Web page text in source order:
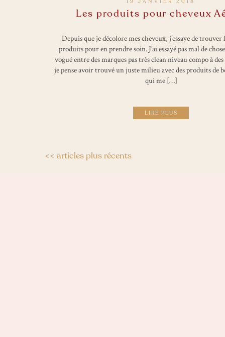
LIRE PLUS
Depuis que je décolore mes cheveux, j’essaye de
produits pour en prendre soin. J’ai essayé pas mal de
vogué entre des marques pas très clean niveau compo à
je pense avoir trouvé un juste milieu avec des produits de
qui me […]
19 JANVIER 2018
Les produits pour cheveux
<< articles plus récents